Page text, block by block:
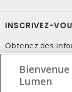
INSCRIVEZ-
Obtenez des
Lumen